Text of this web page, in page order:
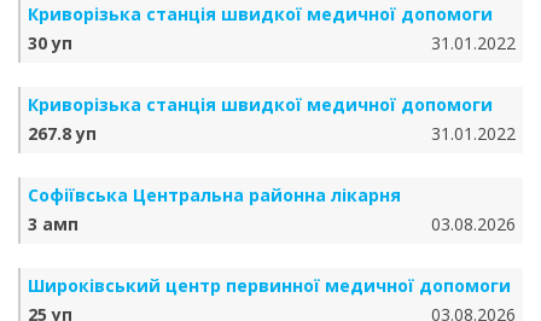
Криворізька станція швидкої медичної допомоги
30 уп
31.01.2022
Криворізька станція швидкої медичної допомоги
267.8 уп
31.01.2022
Софіївська Центральна районна лікарня
3 амп
03.08.2026
Широківський центр первинної медичної допомоги
25 уп
03.08.2026